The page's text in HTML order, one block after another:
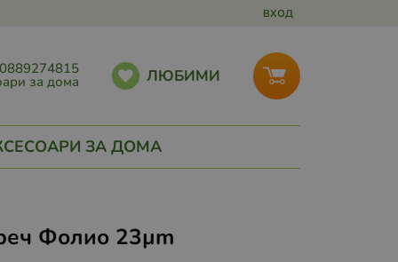
ВХОД
0889274815
за дома ЛЮБИМИ
ЗА ДОМА
Фолио 23µm